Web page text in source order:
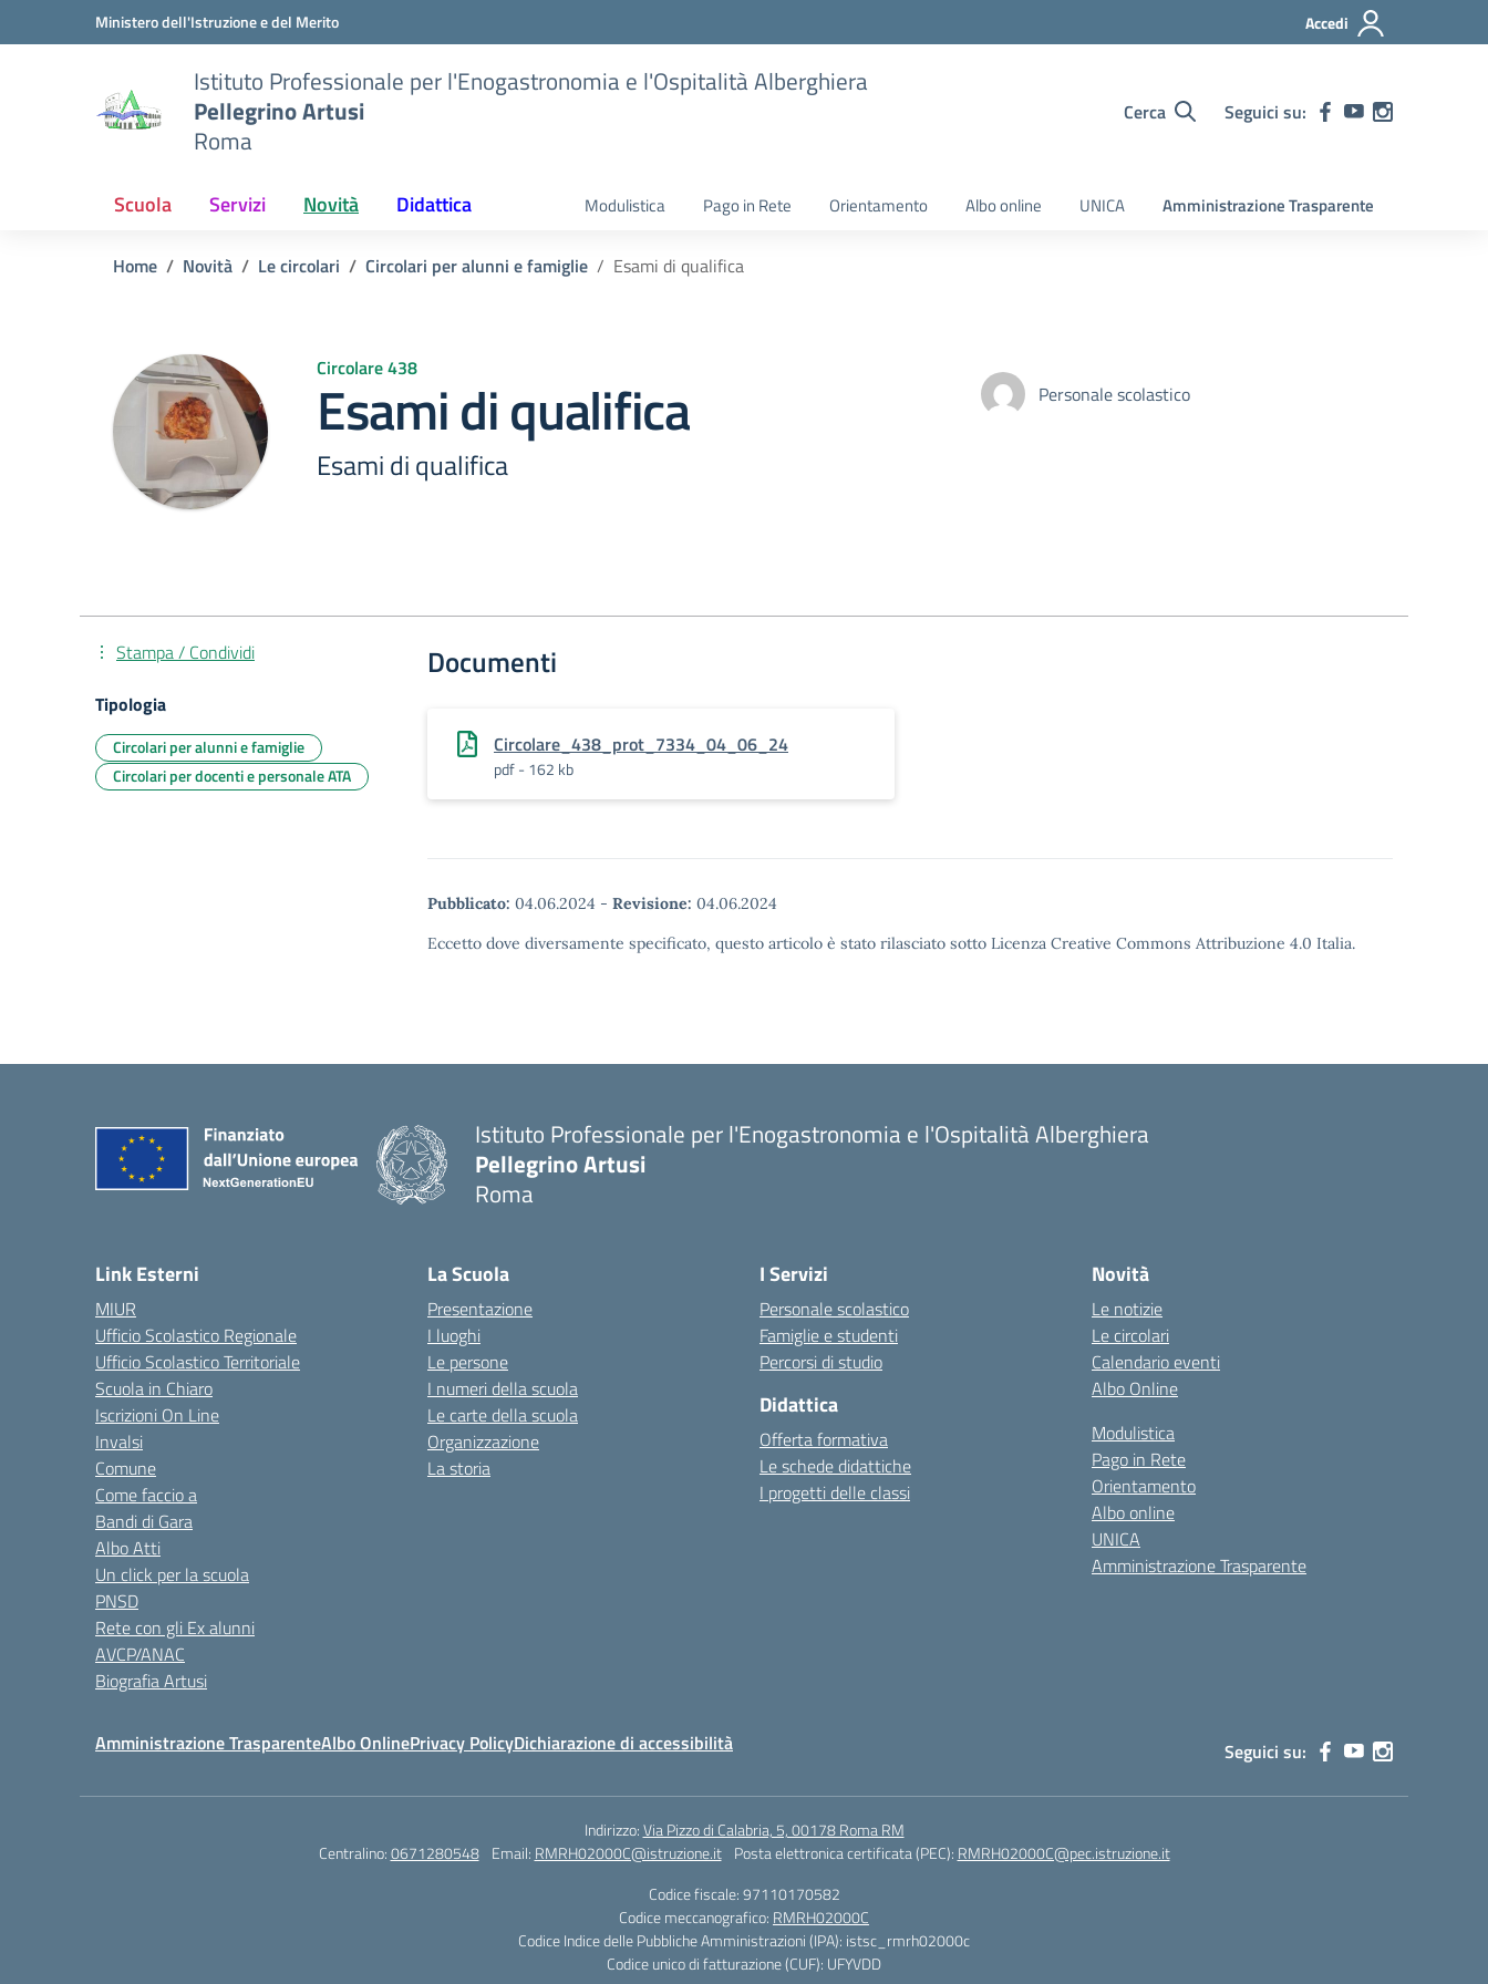
Vai ai contenuti
Vai al menu di navigazioneMinistero dell'Istruzione e del Merito Accedi
Istituto Professionale per l'Enogastronomia e l'Ospitalità Alberghiera
Pellegrino Artusi
Roma
Cerca Seguici su:
Scuola Servizi Novità Didattica Modulistica Pago in Rete Orientamento Albo online UNICA Amministrazione Trasparente
Home Novità Le circolari Circolari per alunni e famiglie Esami di qualifica
Circolare 438
Esami di qualifica
Esami di qualifica
Personale scolastico
Documenti
Circolare_438_prot_7334_04_06_24
pdf - 162 kb
Pubblicato: 04.06.2024 - Revisione: 04.06.2024
Eccetto dove diversamente specificato, questo articolo è stato rilasciato sotto Licenza Creative Commons Attribuzione 4.0 Italia.
Stampa / Condividi
Tipologia
Circolari per alunni e famiglie
Circolari per docenti e personale ATA
Istituto Professionale per l'Enogastronomia e l'Ospitalità Alberghiera
Pellegrino Artusi
Roma
Link Esterni
MIUR
Ufficio Scolastico Regionale
Ufficio Scolastico Territoriale
Scuola in Chiaro
Iscrizioni On Line
Invalsi
Comune
Come faccio a
Bandi di Gara
Albo Atti
Un click per la scuola
PNSD
Rete con gli Ex alunni
AVCP/ANAC
Biografia Artusi
La Scuola
Presentazione
I luoghi
Le persone
I numeri della scuola
Le carte della scuola
Organizzazione
La storia
I Servizi
Personale scolastico
Famiglie e studenti
Percorsi di studio
Didattica
Offerta formativa
Le schede didattiche
I progetti delle classi
Novità
Le notizie
Le circolari
Calendario eventi
Albo Online
Modulistica
Pago in Rete
Orientamento
Albo online
UNICA
Amministrazione Trasparente
Amministrazione TrasparenteAlbo OnlinePrivacy PolicyDichiarazione di accessibilità Seguici su:
Indirizzo:Via Pizzo di Calabria, 5, 00178 Roma RM
Centralino:0671280548 Email: RMRH02000C@istruzione.it Posta elettronica certificata (PEC): RMRH02000C@pec.istruzione.it
Codice fiscale: 97110170582
Codice meccanografico: RMRH02000C
Codice Indice delle Pubbliche Amministrazioni (IPA): istsc_rmrh02000c
Codice unico di fatturazione (CUF): UFYVDD